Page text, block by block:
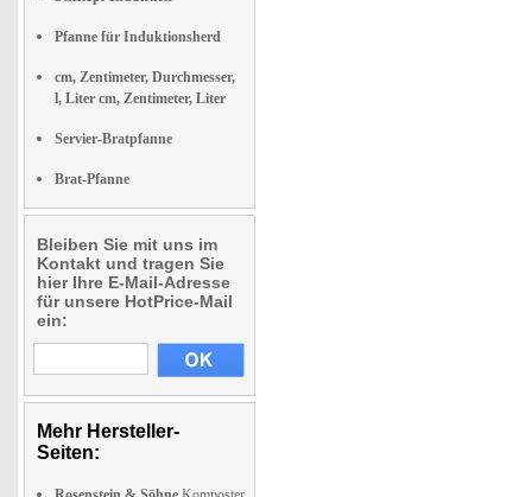
Pfanne für Induktionsherd
cm, Zentimeter, Durchmesser,
l, Liter cm, Zentimeter, Liter
Servier-Bratpfanne
Brat-Pfanne
Bleiben Sie mit uns im
Kontakt und tragen Sie
hier Ihre E-Mail-Adresse
für unsere HotPrice-Mail
ein:
Mehr Hersteller-
Seiten: